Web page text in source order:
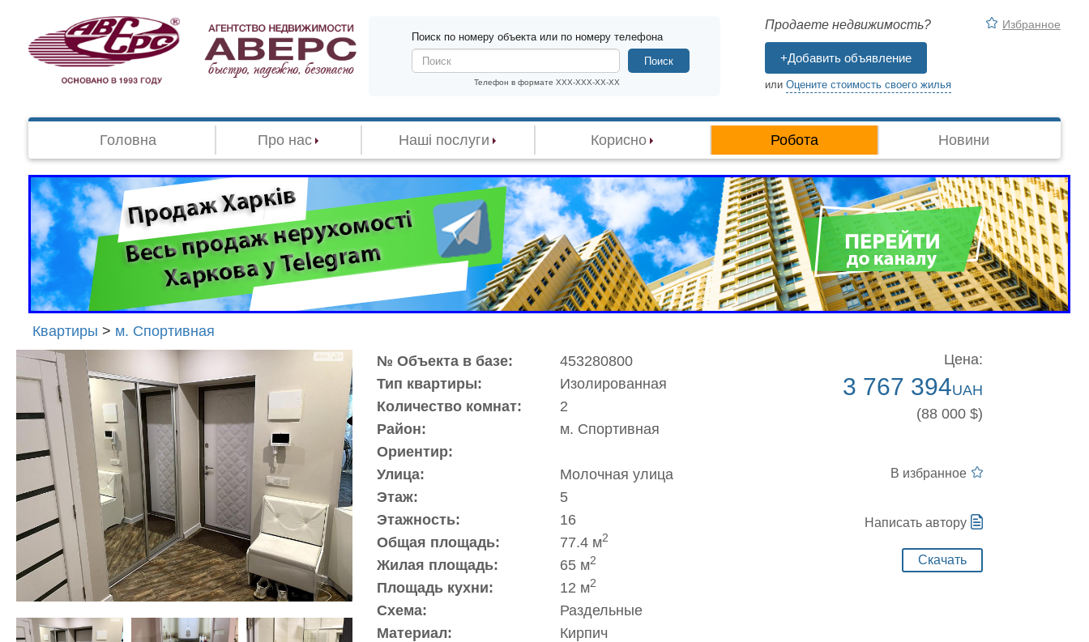
Поиск по номеру объекта или по номеру телефона
Телефон в формате XXX-XXX-XX-XX
Поиск
Продаете недвижимость?
+Добавить объявление
или Оцените стоимость своего жилья
Избранное
Головна Про нас Наші послуги Корисно Робота Новини
Квартиры > м. Спортивная
Агенство
недвижимости
"Аверс"
№ Объекта в базе:
453280800
Тип квартиры:
Изолированная
Количество комнат:
2
Район:
м. Спортивная
Ориентир:
Улица:
Молочная улица
Этаж:
5
Этажность:
16
Общая площадь:
77.4 м2
Жилая площадь: 65 м2
Площадь кухни: 12 м2
Схема:
Раздельные
Материал:
Кирпич
Цена:
3 767 394UAH
(88 000 $)
В избранное
Написать автору
Скачать